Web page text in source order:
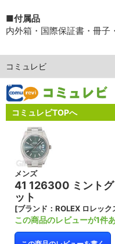
■付属品
内外箱・国際保証書・冊子
コミュレビ
コミュレビTOPへ
メンズ
41 126300 ミントグ
ット
[ブランド：ROLEX ロレック
この商品のレビューが1件